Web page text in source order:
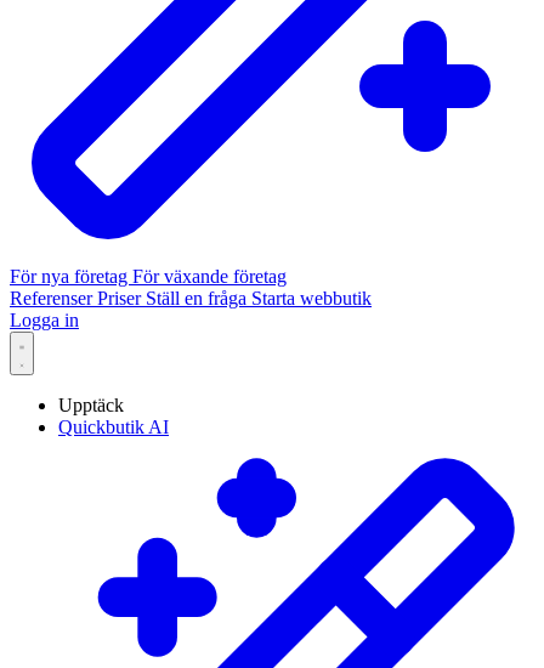
För nya företag För växande företag
ReferenserPriser Ställ en fråga Starta webbutik
Logga in
Upptäck
Quickbutik AI